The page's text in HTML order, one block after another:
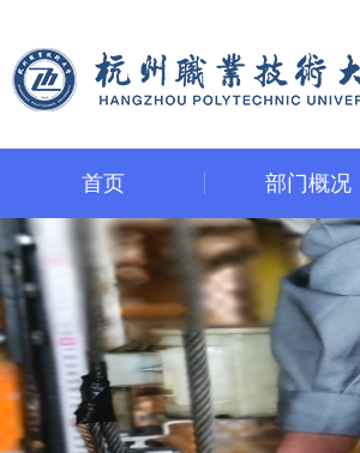
首页 部门概况